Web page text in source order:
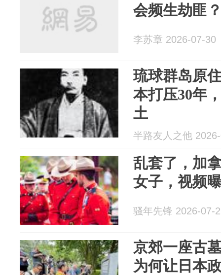
会频生劫匪
李苏章 2026-07-30
琉球群岛原
本打压30年
土
半路友人之他
乱套了，加
女子，视频
骚年先锋 2026-07-
京郊一座古
为何让日本